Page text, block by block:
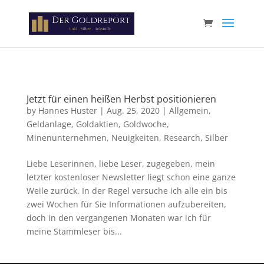
Jetzt für einen heißen Herbst positionieren
by Hannes Huster| Aug. 25, 2020| Allgemein,
Geldanlage, Goldaktien, Goldwoche,
Minenunternehmen, Neuigkeiten, Research, Silber
Liebe Leserinnen, liebe Leser, zugegeben, mein
letzter kostenloser Newsletter liegt schon eine ganze
Weile zurück. In der Regel versuche ich alle ein bis
zwei Wochen für Sie Informationen aufzubereiten,
doch in den vergangenen Monaten war ich für
meine Stammleser bis...